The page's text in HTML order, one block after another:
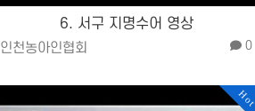
6. 서구 지명수어 영상
인천농아인협회
0
Hot